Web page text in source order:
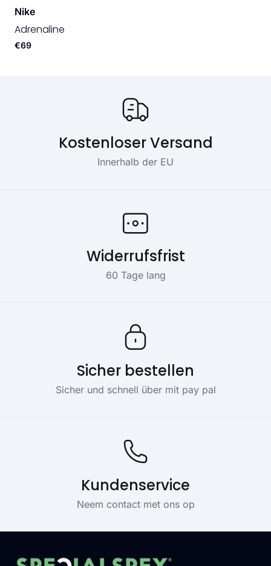
Nike
Adrenaline
€69
Kostenloser Versand
Innerhalb der EU
Widerrufsfrist
60 Tage lang
Sicher bestellen
Sicher und schnell über mit pay pal
Kundenservice
Neem contact met ons op